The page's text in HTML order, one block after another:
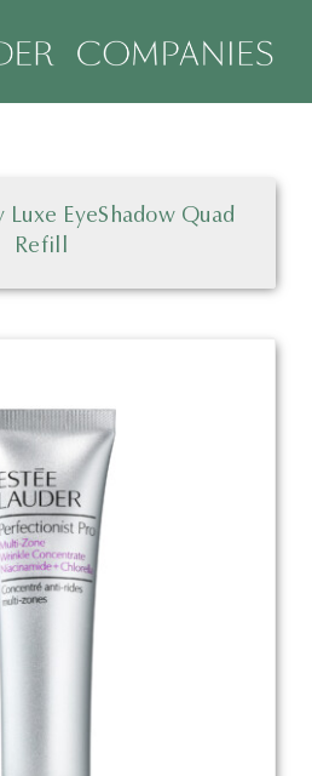
Luxe EyeShadow Quad
Refill